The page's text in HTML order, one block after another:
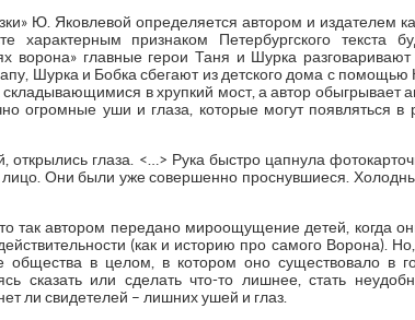
Ю. Яковлевой определяется автором и издателем
признаком Петербургского текста
ворона» главные герои Таня и Шурка
Шурка и Бобка сбегают из детского дома с помощью
в хрупкий мост, а автор обыгрывает
огромные уши и глаза, которые могут появляться в
открылись глаза. <…> Рука быстро цапнула
Они были уже совершенно проснувшиеся.
так автором передано мироощущение детей, когда
(как и историю про самого Ворона).
общества в целом, в котором оно существовало в
сказать или сделать что-то лишнее, стать
ли свидетелей – лишних ушей и глаз.